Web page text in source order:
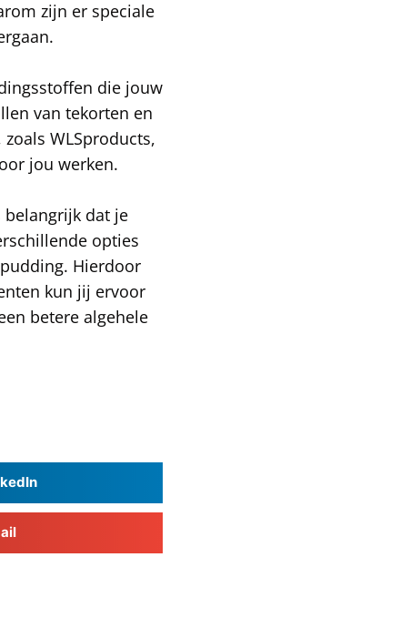
zijn er speciale
die jouw
van tekorten en
WLSproducts,
jou werken.
belangrijk dat je
opties
Hierdoor
kun jij ervoor
betere algehele